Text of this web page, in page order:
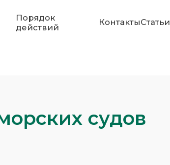
Порядок
действий
КонтактыСтатьи
судов